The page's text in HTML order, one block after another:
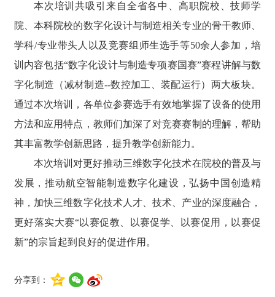
本次培训共吸引来自全省各中、高职院校、技师学
院、本科院校的数字化设计与制造相关专业的骨干教师、
学科/专业带头人以及竞赛组师生选手等50余人参加，培
训内容包括“数字化设计与制造专项赛国赛”赛程讲解与数
字化制造（减材制造--数控加工、装配运行）两大板块。
通过本次培训，各单位参赛选手有效地掌握了设备的使用
方法和应用特点，教师们加深了对竞赛赛制的理解，帮助
其丰富教学创新思路，提升教学创新能力。
本次培训对更好推动三维数字化技术在院校的普及与
发展，推动航空智能制造数字化建设，弘扬中国创造精
神，加快三维数字化技术人才、技术、产业的深度融合，
更好落实大赛“以赛促教、以赛促学、以赛促用，以赛促
新”的宗旨起到良好的促进作用。
分享到：